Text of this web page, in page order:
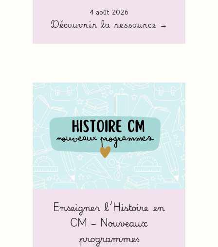
4 août 2026
Découvrir la ressource →
Enseigner l’Histoire en
CM – Nouveaux
programmes